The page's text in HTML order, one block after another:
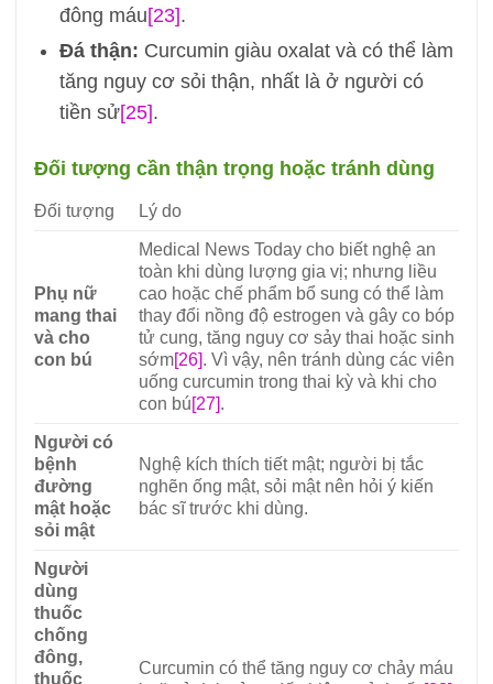
đông máu[23].
Đá thận: Curcumin giàu oxalat và có thể làm
tăng nguy cơ sỏi thận, nhất là ở người có
tiền sử[25].
Đối tượng cần thận trọng hoặc tránh dùng
Đối tượng Lý do
Phụ nữ
mang thai
và cho
con bú
Medical News Today cho biết nghệ an
toàn khi dùng lượng gia vị; nhưng liều
cao hoặc chế phẩm bổ sung có thể làm
thay đổi nồng độ estrogen và gây co bóp
tử cung, tăng nguy cơ sảy thai hoặc sinh
sớm[26]. Vì vậy, nên tránh dùng các viên
uống curcumin trong thai kỳ và khi cho
con bú[27].
Người có
bệnh
đường
mật hoặc
sỏi mật
Nghệ kích thích tiết mật; người bị tắc
nghẽn ống mật, sỏi mật nên hỏi ý kiến
bác sĩ trước khi dùng.
Người
dùng
thuốc
chống
đông,
thuốc
Curcumin có thể tăng nguy cơ chảy máu